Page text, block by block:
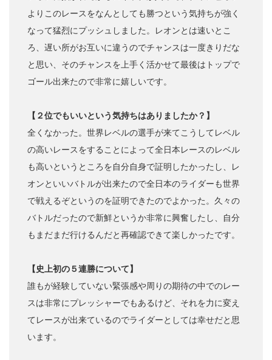
よりこのレースをなんとしても勝つという気持ちが強く
なって猛烈にプッシュしました。レオンとは速いとこ
ろ、遅い所がお互いに違うのでチャンスは一度きりだな
と思い、そのチャンスを上手く活かせて最後はトップで
ゴール出来たので非常に嬉しいです。
【２位でもいいという気持ちはありましたか？】
全くなかった。世界レベルの選手が来てこうしてレベル
の高いレースをすることによって全日本レースのレベル
も高いというところを自分自身で証明したかったし、レ
オンといいバトルが出来たので全日本のライダーも世界
で戦えるぞというのを証明できたのでよかった。久々の
バトルだったので新鮮というか非常に興奮したし、自分
もまだまだ行けるんだと再確認できて楽しかったです。
【史上初の５連勝について】
誰もが経験していない緊張感や周りの期待の中でのレー
スは非常にプレッシャーでもあるけど、それを力に変え
てレースが出来ているのでライダーとしては幸せだと思
います。